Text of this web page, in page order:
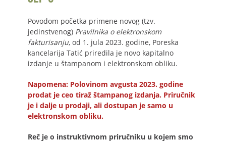
Povodom početka primene novog (tzv.
jedinstvenog) Pravilnika o elektronskom
fakturisanju, od 1. jula 2023. godine, Poreska
kancelarija Tatić priredila je novo kapitalno
izdanje u štampanom i elektronskom obliku.
Napomena: Polovinom avgusta 2023. godine
prodat je ceo tiraž štampanog izdanja. Priručnik
je i dalje u prodaji, ali dostupan je samo u
elektronskom obliku.
Reč je o instruktivnom priručniku u kojem smo